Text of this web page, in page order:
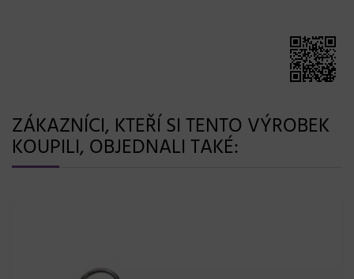
ZÁKAZNÍCI, KTEŘÍ SI TENTO VÝROBEK
KOUPILI, OBJEDNALI TAKÉ: